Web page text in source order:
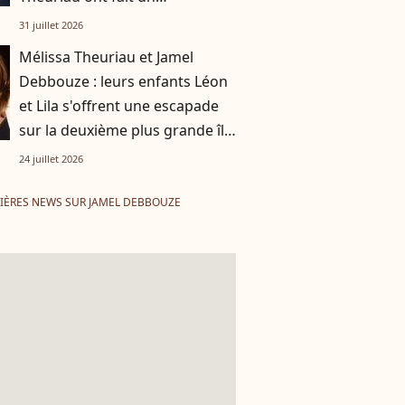
compromis pour leurs enfants
31 juillet 2026
Mélissa Theuriau et Jamel
Debbouze : leurs enfants Léon
et Lila s'offrent une escapade
sur la deuxième plus grande île
de Méditerranée
24 juillet 2026
NEWS SUR JAMEL DEBBOUZE